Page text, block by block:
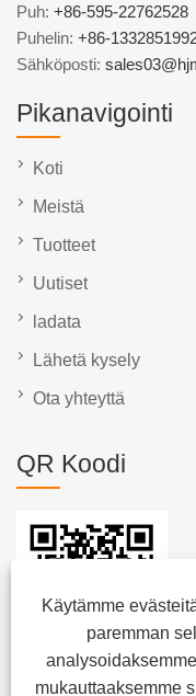
Käytämme
paremman
mukauttaaksemme
Puh: +86-595-22762528
Puhelin: +86-
Sähköposti:
Pikanavigointi
Koti
Meistä
Tuotteet
Uutiset
ladata
Lähetä kysely
Ota yhteyttä
QR Koodi